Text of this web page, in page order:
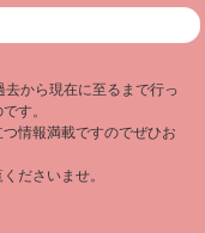
から現在に至るまで行っ
す。
情報満載ですのでぜひお
ださいませ。